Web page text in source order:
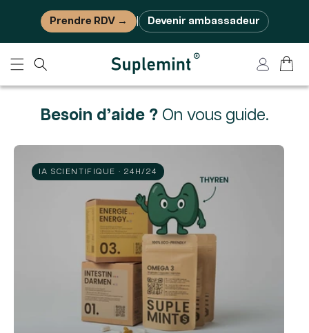
Ignorer et passer au contenu
Prendre RDV → | Devenir ambassadeur
Panier
Besoin d’aide ? On vous guide.
IA SCIENTIFIQUE · 24H/24